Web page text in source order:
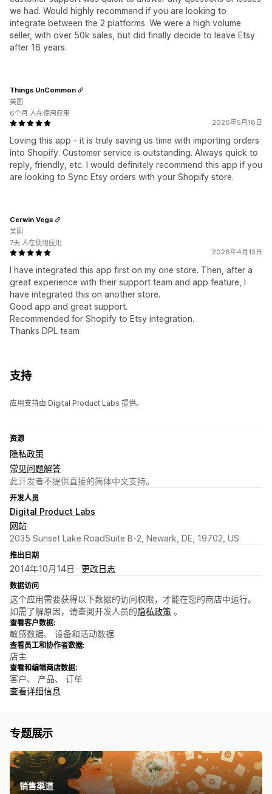
we had. Would highly recommend if you are looking to
integrate between the 2 platforms. We were a high volume
seller, with over 50k sales, but did finally decide to leave Etsy
after 16 years.
2026年5月18日
Loving this app - it is truly saving us time with importing orders
into Shopify. Customer service is outstanding. Always quick to
reply, friendly, etc. I would definitely recommend this app if you
are looking to Sync Etsy orders with your Shopify store.
Things UnCommon
美国
6个月 人在使用应用
2026年4月13日
I have integrated this app first on my one store. Then, after a
great experience with their support team and app feature, I
have integrated this on another store.
Good app and great support.
Recommended for Shopify to Etsy integration.
Thanks DPL team
Cerwin Vega
美国
7天 人在使用应用
支持
应用支持由 Digital Product Labs 提供。
资源
隐私政策
常见问题解答
此开发者不提供直接的简体中文支持。
开发人员
Digital Product Labs
网站
2035 Sunset Lake RoadSuite B-2, Newark, DE, 19702, US
推出日期
2014年10月14日 · 更改日志
数据访问
这个应用需要获得以下数据的访问权限，才能在您的商店中运行。
如需了解原因，请查阅开发人员的隐私政策 。
查看客户数据:
敏感数据、 设备和活动数据
查看员工和协作者数据:
店主
查看和编辑商店数据:
客户、 产品、 订单
查看详细信息
专题展示
销售渠道